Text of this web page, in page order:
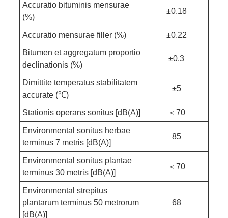
Accuratio bituminis mensurae
(%)
±0.18
Accuratio mensurae filler (%) ±0.22
Bitumen et aggregatum proportio
declinationis (%)
±0.3
Dimittite temperatus stabilitatem
accurate (℃)
±5
Stationis operans sonitus [dB(A)] ＜70
Environmental sonitus herbae
terminus 7 metris [dB(A)]
85
Environmental sonitus plantae
terminus 30 metris [dB(A)]
＜70
Environmental strepitus
plantarum terminus 50 metrorum
[dB(A)]
68